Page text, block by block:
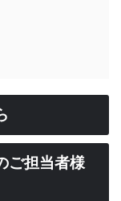
ご担当者様